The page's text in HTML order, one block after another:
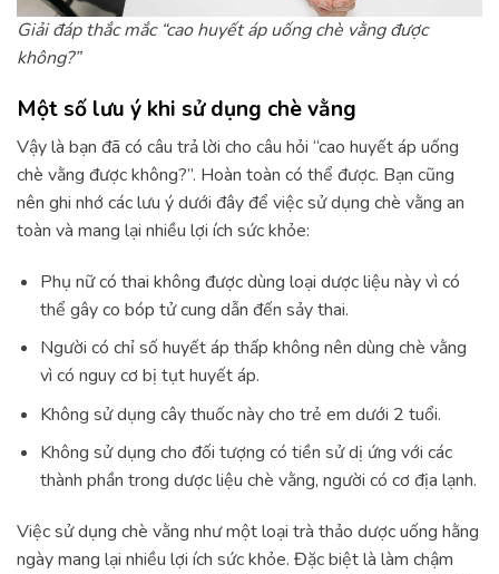
Giải đáp thắc mắc “cao huyết áp uống chè vằng được
không?”
Một số lưu ý khi sử dụng chè vằng
Vậy là bạn đã có câu trả lời cho câu hỏi “cao huyết áp uống
chè vằng được không?”. Hoàn toàn có thể được. Bạn cũng
nên ghi nhớ các lưu ý dưới đây để việc sử dụng chè vằng an
toàn và mang lại nhiều lợi ích sức khỏe:
Phụ nữ có thai không được dùng loại dược liệu này vì có
thể gây co bóp tử cung dẫn đến sảy thai.
Người có chỉ số huyết áp thấp không nên dùng chè vằng
vì có nguy cơ bị tụt huyết áp.
Không sử dụng cây thuốc này cho trẻ em dưới 2 tuổi.
Không sử dụng cho đối tượng có tiền sử dị ứng với các
thành phần trong dược liệu chè vằng, người có cơ địa lạnh.
Việc sử dụng chè vằng như một loại trà thảo dược uống hằng
ngày mang lại nhiều lợi ích sức khỏe. Đặc biệt là làm chậm